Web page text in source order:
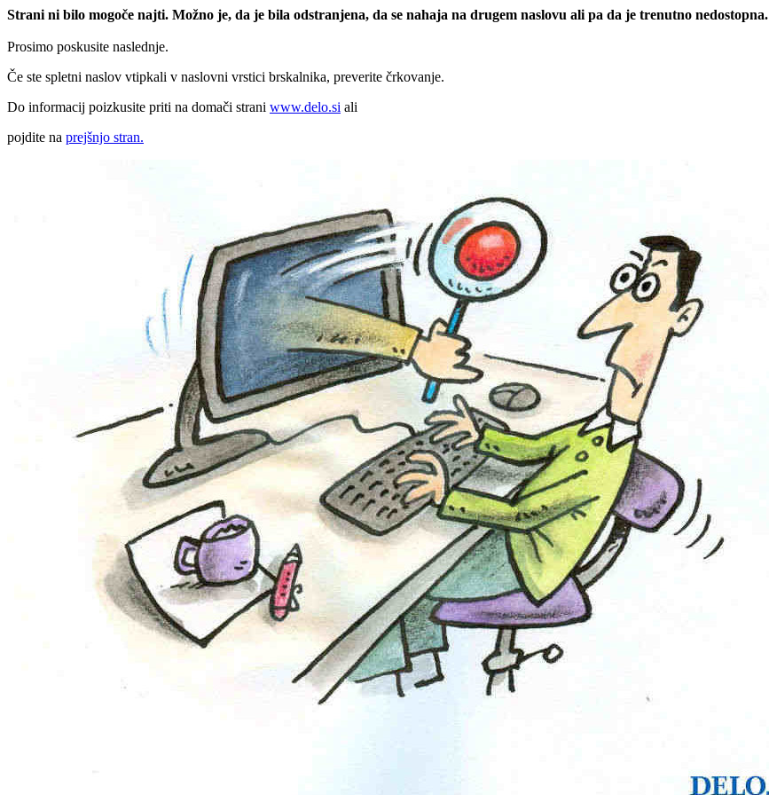
Strani ni bilo mogoče najti. Možno je, da je bila odstranjena, da se nahaja na drugem naslovu ali pa da je trenutno nedostopna.
Prosimo poskusite naslednje.
Če ste spletni naslov vtipkali v naslovni vrstici brskalnika, preverite črkovanje.
Do informacij poizkusite priti na domači strani www.delo.si ali
pojdite na prejšnjo stran.